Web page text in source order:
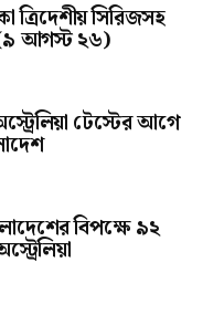
ত্রিদেশীয় সিরিজসহ
আগস্ট ২৬)
টেস্টের আগে
বিপক্ষে ৯২